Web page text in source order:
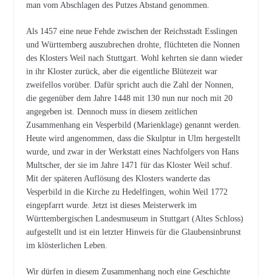
man vom Abschlagen des Putzes Abstand genommen.
Als 1457 eine neue Fehde zwischen der Reichsstadt Esslingen
und Württemberg auszubrechen drohte, flüchteten die Nonnen
des Klosters Weil nach Stuttgart. Wohl kehrten sie dann wieder
in ihr Kloster zurück, aber die eigentliche Blütezeit war
zweifellos vorüber. Dafür spricht auch die Zahl der Nonnen,
die gegenüber dem Jahre 1448 mit 130 nun nur noch mit 20
angegeben ist. Dennoch muss in diesem zeitlichen
Zusammenhang ein Vesperbild (Marienklage) genannt werden.
Heute wird angenommen, dass die Skulptur in Ulm hergestellt
wurde, und zwar in der Werkstatt eines Nachfolgers von Hans
Multscher, der sie im Jahre 1471 für das Kloster Weil schuf.
Mit der späteren Auflösung des Klosters wanderte das
Vesperbild in die Kirche zu Hedelfingen, wohin Weil 1772
eingepfarrt wurde. Jetzt ist dieses Meisterwerk im
Württembergischen Landesmuseum in Stuttgart (Altes Schloss)
aufgestellt und ist ein letzter Hinweis für die Glaubensinbrunst
im klösterlichen Leben.
Wir dürfen in diesem Zusammenhang noch eine Geschichte